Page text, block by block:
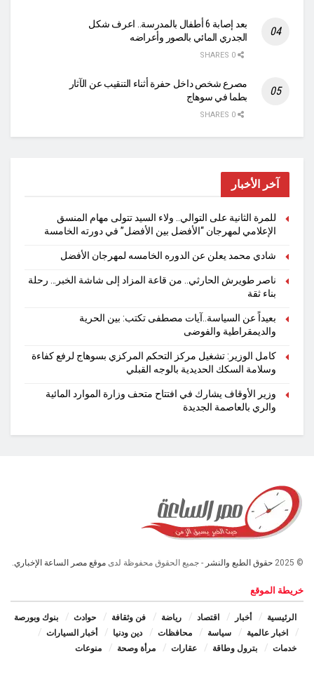
بعد إصابة 6 أطفال بالمدرسة.. اعرف شكل
الجدري المائي بالصور وأعراضه
مصرع شخص داخل حفرة أثناء التنقيب عن الآثار
بطما في سوهاج
آخر الأخبار
للمرة الثانية على التوالي.. ولاء السيد تتولى مهام المنسق
الإعلامي لمهرجان “الأفضل بين الأفضل” في دورته الخامسة
شادي محمد يعلن عن الدوره الخامسه لمهرجان الأفضل
ناصر طويرش الحارثي.. من قاعة المزاد إلى شاشة الخبر… رحلة
بناء ثقة
بعيداً عن السياسة..آيات مصطفى تكتب: بين الحرية
والديمقراطية والفوضى
كامل الوزير: تشغيل مركز التحكم المركزي بسوهاج لرفع كفاءة
وسلامة السكك الحديدية بالوجه القبلي
وزير الأوقاف يشارك في افتتاح متحف وزارة الموارد المائية
والري بالعاصمة الجديدة
© 2025 حقوق الطبع والنشر - جميع الحقوق محفوظة لدى موقع مصر الساعة الإخباري.
خريطة الموقع
الرئيسية أخبار اقتصاد رياضة فن وثقافة حوادث
بنوك وبورصة
اخبار عالمية
سياسة محافظات دين ودنيا
أخبار السيارات
خدمات
بترول وطاقة عقارات مرأة وصحة منوعات